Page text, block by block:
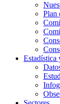
Plan
Estadística